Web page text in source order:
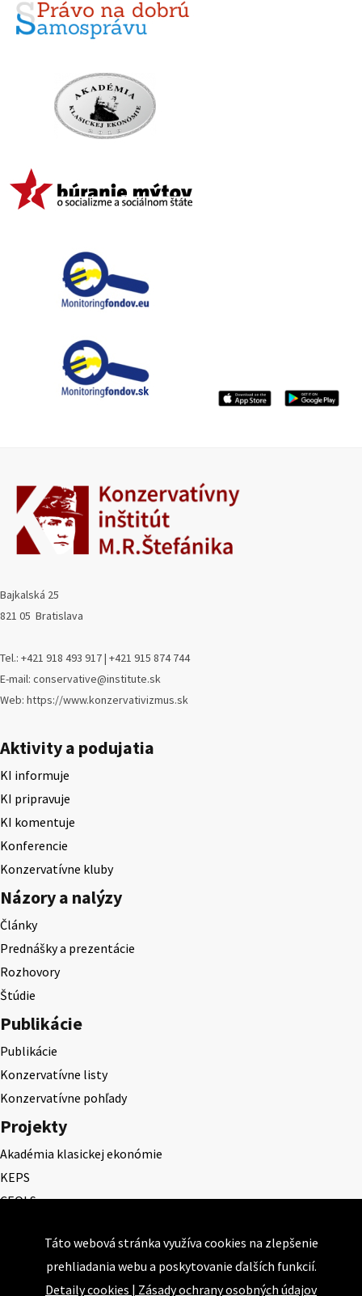
Bajkalská 25
821 05 Bratislava
Tel.: +421 918 493 917 | +421 915 874 744
E-mail: conservative@institute.sk
Web: https://www.konzervativizmus.sk
Aktivity a podujatia
KI informuje
KI pripravuje
KI komentuje
Konferencie
Konzervatívne kluby
Názory a nalýzy
Články
Prednášky a prezentácie
Rozhovory
Štúdie
Publikácie
Publikácie
Konzervatívne listy
Konzervatívne pohľady
Projekty
Akadémia klasickej ekonómie
KEPS
CEQLS
Cena Ernesta Valka
Študentská esej
Táto webová stránka využíva cookies na zlepšenie
prehliadania webu a poskytovanie ďalších funkcií.
Detaily cookies | Zásady ochrany osobných údajov